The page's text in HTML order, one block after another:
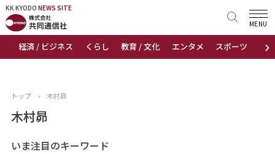
KK KYODO NEWS SITE
›
経済 / ビジネス くらし 教育 / 文化 エンタメ スポーツ 地域
MENU
KK KYODONEWS SITE
トップページ
ニュース
おすすめコンテンツ
トップ › 木村昴
木村昴
いま注目のキーワード